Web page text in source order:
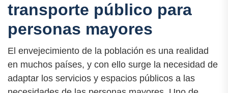
transporte público para
personas mayores
El envejecimiento de la población es una realidad
en muchos países, y con ello surge la necesidad de
adaptar los servicios y espacios públicos a las